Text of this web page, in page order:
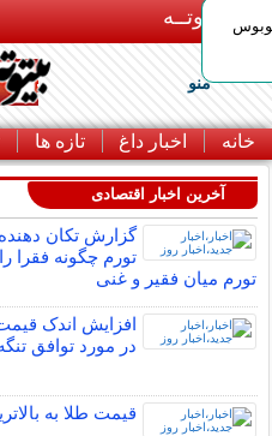
بـیتوتــه
منو
خانه اخبار داغ تازه ها
آخرین اخبار اقتصادی
گزارش تکان‌
تورم میان فقیر و غنی
افزایش اندک
در مورد توافق
قیمت طلا به بالاترین سطح